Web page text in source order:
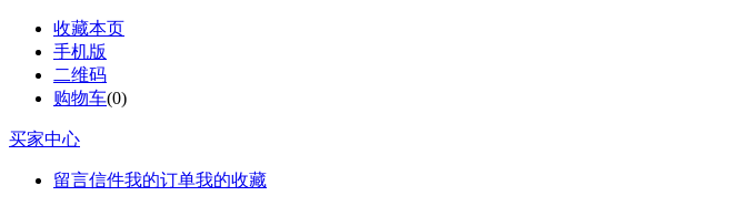
收藏本页
手机版
二维码
购物车(0)
买家中心
留言信件我的订单我的收藏